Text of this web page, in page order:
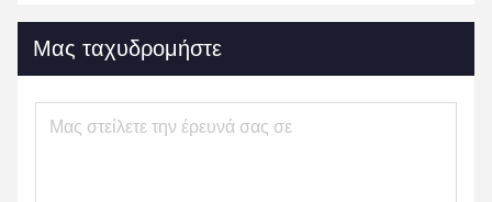
Μας ταχυδρομήστε